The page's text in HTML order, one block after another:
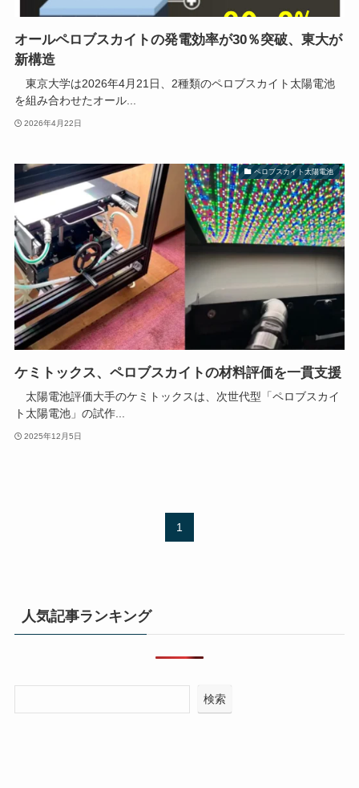
オールペロブスカイトの発電効率が30％突破、東大が
新構造
東京大学は2026年4月21日、2種類のペロブスカイト太陽電池
を組み合わせたオール...
2026年4月22日
ペロブスカイト太陽電池
ケミトックス、ペロブスカイトの材料評価を一貫支援
太陽電池評価大手のケミトックスは、次世代型「ペロブスカイ
ト太陽電池」の試作...
2025年12月5日
1
人気記事ランキング
検索